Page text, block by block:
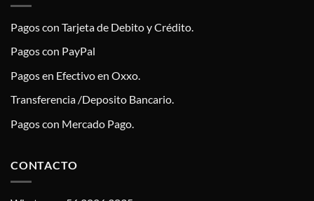
Pagos con Tarjeta de Debito y Crédito.
Pagos con PayPal
Pagos en Efectivo en Oxxo.
Transferencia /Deposito Bancario.
Pagos con Mercado Pago.
CONTACTO